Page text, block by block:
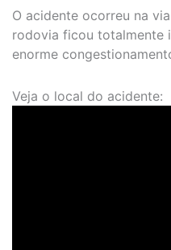
O acidente ocorreu na
rodovia ficou totalmente
enorme
Veja o local do acidente: